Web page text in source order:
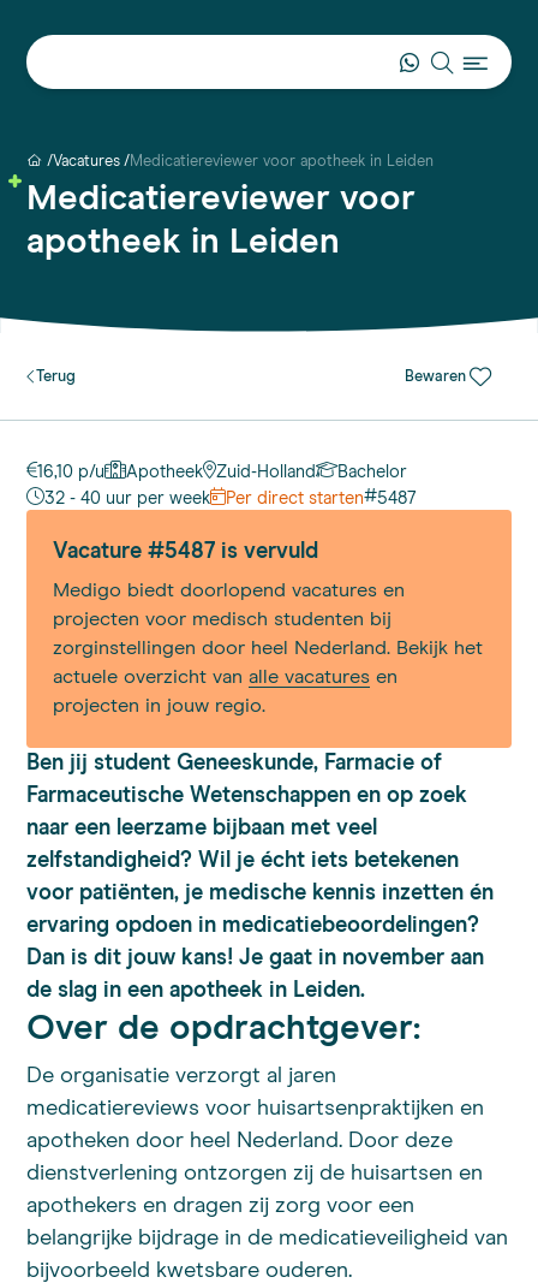
Vacatures Medicatiereviewer voor apotheek in Leiden
Medicatiereviewer voor
apotheek in Leiden
Terug Bewaren
16,10 p/u Apotheek Zuid-Holland
Bachelor
32 - 40 uur per week
Per direct starten#5487
Vacature #5487 is vervuld
Medigo biedt doorlopend vacatures en
projecten voor medisch studenten bij
zorginstellingen door heel Nederland. Bekijk het
actuele overzicht vanalle vacatures en
projecten in jouw regio.
Ben jij student Geneeskunde, Farmacie of
Farmaceutische Wetenschappen en op zoek
naar een leerzame bijbaan met veel
zelfstandigheid? Wil je écht iets betekenen
voor patiënten, je medische kennis inzetten én
ervaring opdoen in medicatiebeoordelingen?
Dan is dit jouw kans! Je gaat in november aan
de slag in een apotheek in Leiden.
Over de opdrachtgever:
De organisatie verzorgt al jaren
medicatiereviews voor huisartsenpraktijken en
apotheken door heel Nederland. Door deze
dienstverlening ontzorgen zij de huisartsen en
apothekers en dragen zij zorg voor een
belangrijke bijdrage in de medicatieveiligheid van
bijvoorbeeld kwetsbare ouderen.